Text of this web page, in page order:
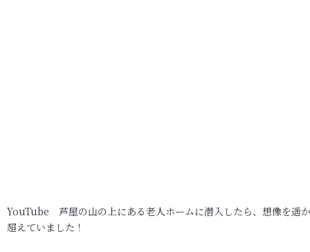
YouTube 芦屋の山の上にある老人ホームに潜入したら、想像を遥
超えていました！